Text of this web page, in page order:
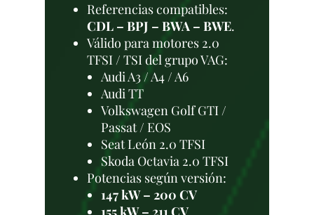
Referencias compatibles:
CDL – BPJ – BWA – BWE.
Válido para motores 2.0
TFSI / TSI del grupo VAG:
Audi A3 / A4 / A6
Audi TT
Volkswagen Golf GTI /
Passat / EOS
Seat León 2.0 TFSI
Skoda Octavia 2.0 TFSI
Potencias según versión:
147 kW – 200 CV
155 kW – 211 CV